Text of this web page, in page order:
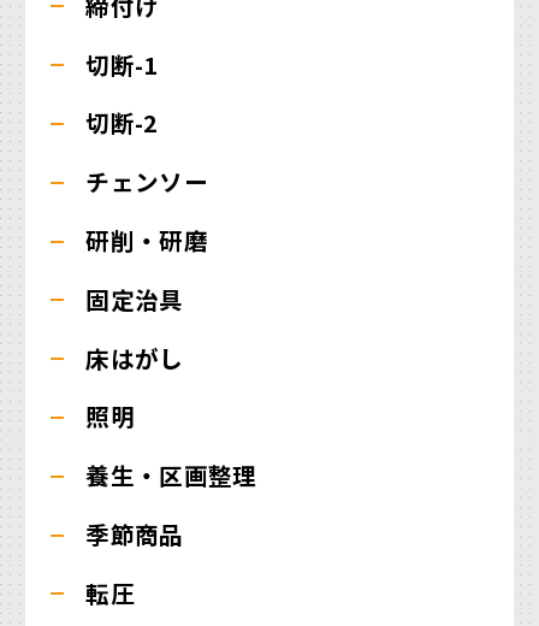
切断-1
切断-2
チェンソー
研削・研磨
固定治具
床はがし
照明
養生・区画整理
季節商品
転圧